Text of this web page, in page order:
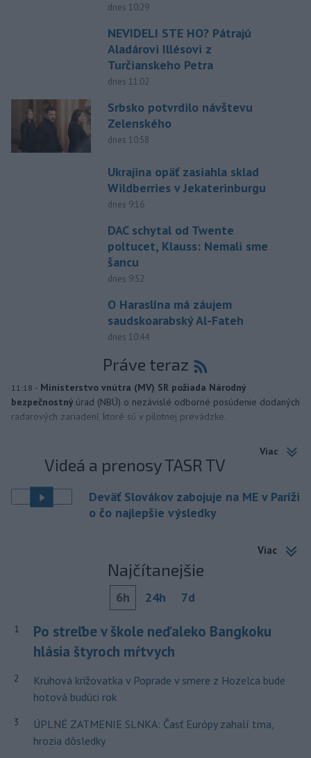
dnes 10:29
NEVIDELI STE HO? Pátrajú
Aladárovi Illésovi z
Turčianskeho Petra
dnes 11:02
Srbsko potvrdilo návštevu
Zelenského
dnes 10:58
Ukrajina opäť zasiahla sklad
Wildberries v Jekaterinburgu
dnes 9:16
DAC schytal od Twente
poltucet, Klauss: Nemali sme
šancu
dnes 9:52
O Haraslína má záujem
saudskoarabský Al-Fateh
dnes 10:44
Práve teraz
11:18 - Ministerstvo vnútra (MV) SR požiada Národný
bezpečnostný úrad (NBÚ) o nezávislé odborné posúdenie dodaných
radarových zariadení, ktoré sú v pilotnej prevádzke.
Viac
Videá a prenosy TASR TV
Deväť Slovákov zabojuje na ME v Paríži
o čo najlepšie výsledky
Viac
Najčítanejšie
6h 24h 7d
1
Po streľbe v škole neďaleko Bangkoku
hlásia štyroch mŕtvych
2
Kruhová križovatka v Poprade v smere z Hozelca bude
hotová budúci rok
3
ÚPLNÉ ZATMENIE SLNKA: Časť Európy zahalí tma,
hrozia dôsledky